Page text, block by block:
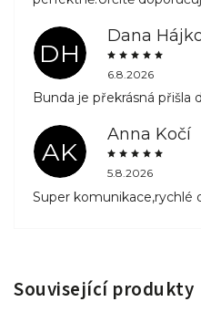
DH
Dana
6.8.2026
Bunda je překrásná přišla
AK
Anna Kočí
5.8.2026
Super komunikace,rychlé
Související produkty